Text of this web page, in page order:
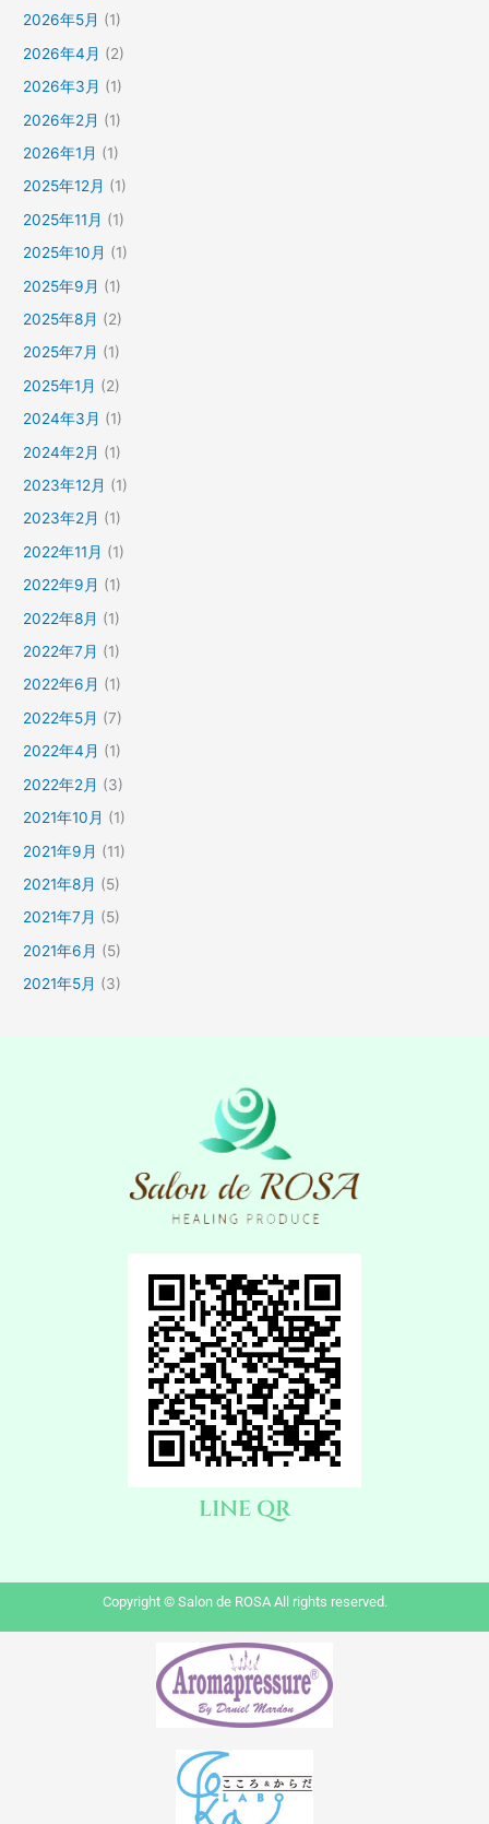
2026年5月 (1)
2026年4月 (2)
2026年3月 (1)
2026年2月 (1)
2026年1月 (1)
2025年12月 (1)
2025年11月 (1)
2025年10月 (1)
2025年9月 (1)
2025年8月 (2)
2025年7月 (1)
2025年1月 (2)
2024年3月 (1)
2024年2月 (1)
2023年12月 (1)
2023年2月 (1)
2022年11月 (1)
2022年9月 (1)
2022年8月 (1)
2022年7月 (1)
2022年6月 (1)
2022年5月 (7)
2022年4月 (1)
2022年2月 (3)
2021年10月 (1)
2021年9月 (11)
2021年8月 (5)
2021年7月 (5)
2021年6月 (5)
2021年5月 (3)
LINE QR
Copyright © Salon de ROSA All rights reserved.